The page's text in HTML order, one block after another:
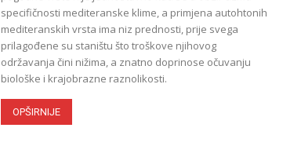
specifičnosti mediteranske klime, a primjena autohtonih
mediteranskih vrsta ima niz prednosti, prije svega
prilagođene su staništu što troškove njihovog
održavanja čini nižima, a znatno doprinose očuvanju
biološke i krajobrazne raznolikosti.
OPŠIRNIJE